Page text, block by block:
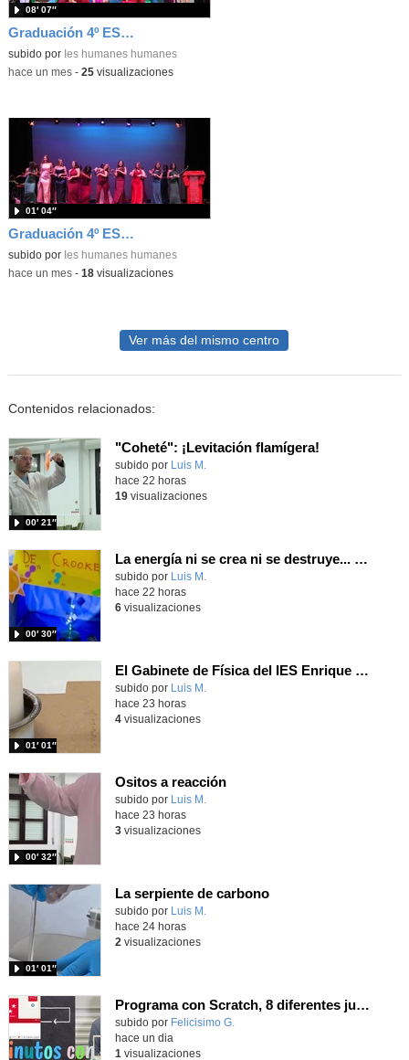
Graduación 4º ESO. Entrega de bandas 4ºA
subido por Ies humanes humanes
08′ 07″
-hace un mes- 25visualizaciones
Graduación 4º ESO. Baile final alumnos
subido por Ies humanes humanes
01′ 04″
-hace un mes- 18visualizaciones
Ver más del mismo centro
Contenidos relacionados:
"Coheté": ¡Levitación flamígera!
Contenido educativo.
subido por Luis M.
00′ 21″
hace 22 horas
19visualizaciones
La energía ni se crea ni se destruye... ¡se experimenta! El Tierno en la Feria Madrid es Ciencia 2026
Contenido educativo.
subido por Luis M.
00′ 30″
hace 22 horas
6visualizaciones
El Gabinete de Física del IES Enrique Tierno Galván de Parla (Curso 25-26)
Contenido educativo.
subido por Luis M.
01′ 01″
hace 23 horas
4visualizaciones
Ositos a reacción
Contenido educativo.
subido por Luis M.
00′ 32″
hace 23 horas
3visualizaciones
La serpiente de carbono
Contenido educativo.
subido por Luis M.
01′ 01″
hace 24 horas
2 visualizaciones
Programa con Scratch, 8 diferentes juegos para vivir la emoción de los partidos de España en el mundial 2026
Contenido educativo.
subido por Felicisimo G.
hace un dia
1 visualizaciones